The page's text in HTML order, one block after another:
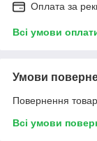
Оплата за
Всі умови
Умови
Повернення
Всі умови